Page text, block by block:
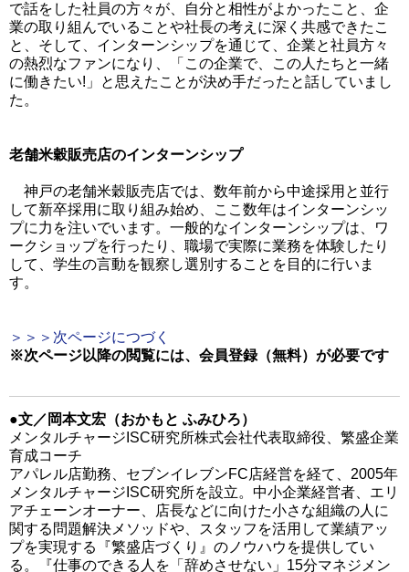
で話をした社員の方々が、自分と相性がよかったこと、企
業の取り組んでいることや社長の考えに深く共感できたこ
と、そして、インターンシップを通じて、企業と社員方々
の熱烈なファンになり、「この企業で、この人たちと一緒
に働きたい!」と思えたことが決め手だったと話していまし
た。
老舗米穀販売店のインターンシップ
神戸の老舗米穀販売店では、数年前から中途採用と並行
して新卒採用に取り組み始め、ここ数年はインターンシッ
プに力を注いでいます。一般的なインターンシップは、ワ
ークショップを行ったり、職場で実際に業務を体験したり
して、学生の言動を観察し選別することを目的に行いま
す。
＞＞＞次ページにつづく
※次ページ以降の閲覧には、会員登録（無料） が必要です
●文／岡本文宏（おかもと ふみひろ）
メンタルチャージISC研究所株式会社代表取締役、繁盛企業
育成コーチ
アパレル店勤務、セブンイレブンFC店経営を経て、2005年
メンタルチャージISC研究所を設立。中小企業経営者、エリ
アチェーンオーナー、店長などに向けた小さな組織の人に
関する問題解決メソッドや、スタッフを活用して業績アッ
プを実現する『繁盛店づくり』のノウハウを提供してい
る。『仕事のできる人を「辞めさせない」15分マネジメン